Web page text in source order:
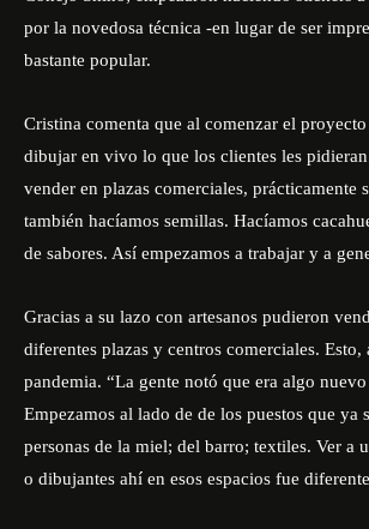
por la novedosa técnica -en lugar de ser
bastante popular.
Cristina comenta que al comenzar el
dibujar en vivo lo que los clientes les
vender en plazas comerciales, prácticamente
también hacíamos semillas. Hacíamos
de sabores. Así empezamos a trabajar y a
Gracias a su lazo con artesanos pudieron
diferentes plazas y centros comerciales. Esto,
pandemia. “La gente notó que era algo nuevo
Empezamos al lado de de los puestos que ya
personas de la miel; del barro; textiles. Ver a
o dibujantes ahí en esos espacios fue